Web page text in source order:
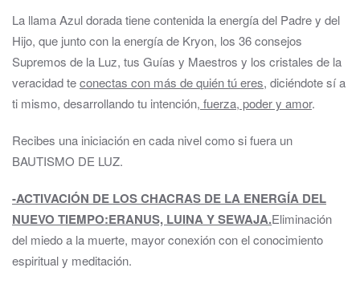
La llama Azul dorada tiene contenida la energía del Padre y del
Hijo, que junto con la energía de Kryon, los 36 consejos
Supremos de la Luz, tus Guías y Maestros y los cristales de la
veracidad teconectas con más de quién tú eres, diciéndote sí a
ti mismo, desarrollando tu intención, fuerza, poder y amor.
Recibes una iniciación en cada nivel como si fuera un
BAUTISMO DE LUZ.
-ACTIVACIÓN DE LOS CHACRAS DE LA ENERGÍA DEL
NUEVO TIEMPO:ERANUS, LUINA Y SEWAJA.Eliminación
del miedo a la muerte, mayor conexión con el conocimiento
espiritual y meditación.